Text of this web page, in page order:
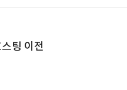
팅 이전